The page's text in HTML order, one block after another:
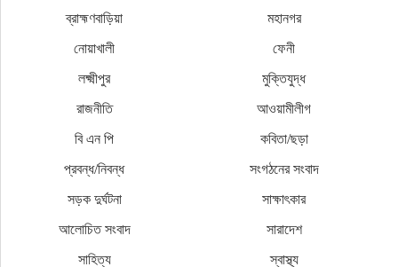
ব্রাহ্মণবাড়িয়া
মহানগর
নোয়াখালী
ফেনী
লক্ষ্মীপুর
মুক্তিযুদ্ধ
রাজনীতি
আওয়ামীলীগ
বি এন পি
কবিতা/ছড়া
প্রবন্ধ/নিবন্ধ
সংগঠনের সংবাদ
সড়ক দুর্ঘটনা
সাক্ষাৎকার
আলোচিত সংবাদ
সারাদেশ
সাহিত্য
স্বাস্থ্য